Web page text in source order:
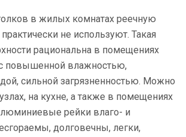
в жилых комнатах реечную
не используют. Такая
рациональна в помещениях
повышенной влажностью,
сильной загрязненностью. Можно
на кухне, а также в помещениях
рейки влаго- и
долговечны, легки,